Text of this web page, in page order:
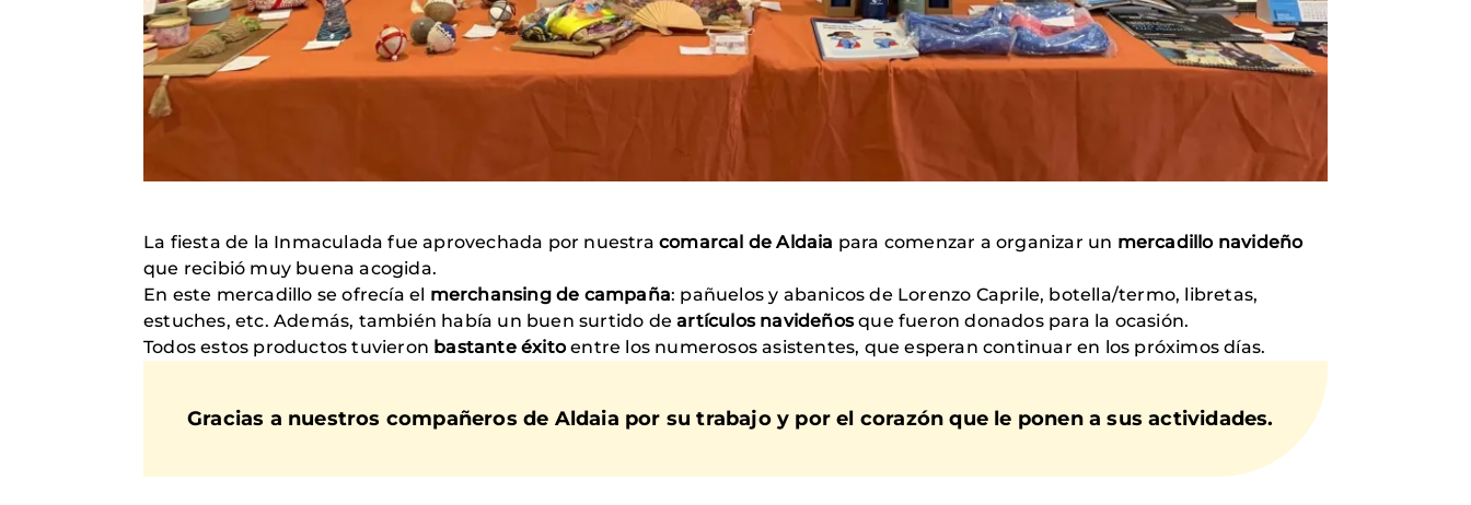
La fiesta de la Inmaculada fue aprovechada por nuestra comarcal de Aldaia para comenzar a organizar un mercadillo navideño
que recibió muy buena acogida.
En este mercadillo se ofrecía el merchansing de campaña: pañuelos y abanicos de Lorenzo Caprile, botella/termo, libretas,
estuches, etc. Además, también había un buen surtido deartículos navideñosque fueron donados para la ocasión.
Todos estos productos tuvieron bastante éxitoentre los numerosos asistentes, que esperan continuar en los próximos días.
Gracias a nuestros compañeros de Aldaia por su trabajo y por el corazón que le ponen a sus actividades.